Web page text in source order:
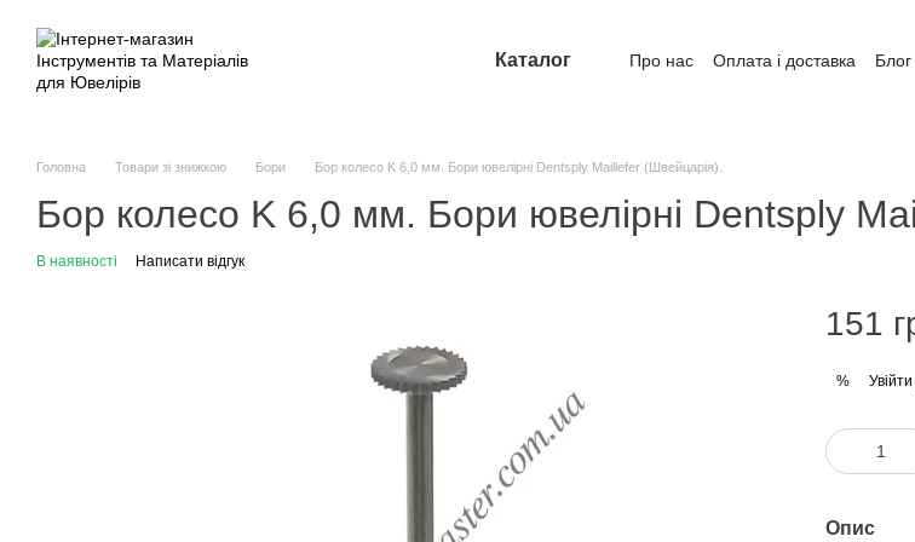
Каталог Про нас Оплата і доставка Блог
Головна Товари зі знижкою Бори Бор колесо K 6,0 мм. Бори ювелірні Dentsply Maillefer (Швейцарія).
Бор колесо K 6,0 мм. Бори ювелірні Dentsply
В наявності Написати відгук
151
% Увійти
Опис